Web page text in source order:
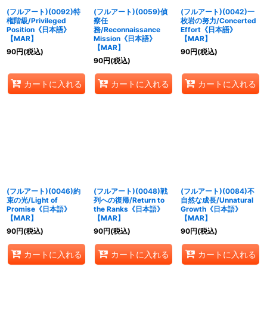
(フルアート)(0092)特
権階級/Privileged
Position《日本語》
【MAR】
90円(税込)
カートに入れる
(フルアート)(0059)偵
察任
務/Reconnaissance
Mission《日本語》
【MAR】
90円(税込)
カートに入れる
(フルアート)(0042)一
枚岩の努力/Concerted
Effort《日本語》
【MAR】
90円(税込)
カートに入れる
(フルアート)(0046)約
束の光/Light of
Promise《日本語》
【MAR】
90円(税込)
カートに入れる
(フルアート)(0048)戦
列への復帰/Return to
the Ranks《日本語》
【MAR】
90円(税込)
カートに入れる
(フルアート)(0084)不
自然な成長/Unnatural
Growth《日本語》
【MAR】
90円(税込)
カートに入れる